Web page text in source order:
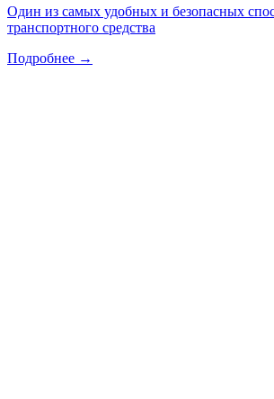
Один из самых удобных и безопасных
транспортного средства
Подробнее →